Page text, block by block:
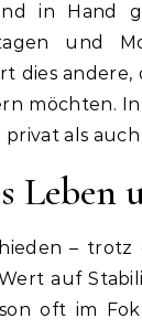
in Hand
und
dies
möchten.
privat als
–
auf
oft im